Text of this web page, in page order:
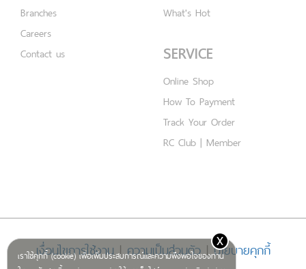
เราใช้คุกกี้ (cookie) เพื่อเพิ่มประสบการณ์และความพึงพอใจของท่าน
x
Branches
Careers
Contact us
What's Hot
SERVICE
Online Shop
How To Payment
Track Your Order
RC Club | Member
เงื่อนไขการใช้งาน|ความเป็นส่วนตัว|นโยบายคุกกี้